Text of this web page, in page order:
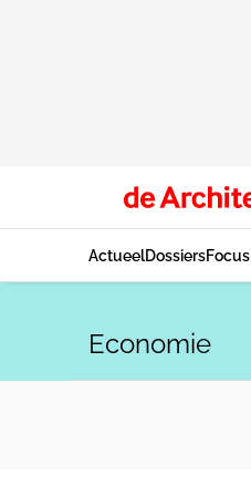
ActueelDossiersFocus
Economie